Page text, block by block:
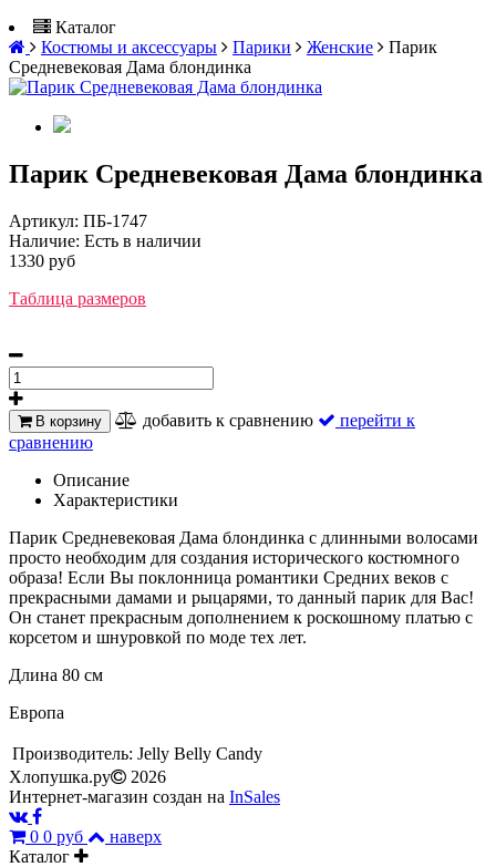
Каталог
Костюмы и аксессуары
Парики Женские
Парик
Средневековая Дама блондинка
Парик Средневековая Дама блондинка
Артикул: ПБ-1747
Наличие: Есть в наличии
1330 руб
Таблица размеров
В корзину добавить к сравнению
перейти к
сравнению
Описание
Характеристики
Парик Средневековая Дама блондинка с длинными волосами
просто необходим для создания исторического костюмного
образа! Если Вы поклонница романтики Средних веков с
прекрасными дамами и рыцарями, то данный парик для Вас!
Он станет прекрасным дополнением к роскошному платью с
корсетом и шнуровкой по моде тех лет.
Длина 80 см
Европа
Производитель: Jelly Belly Candy
Хлопушка.ру
2026
Интернет-магазин создан на InSales
0 0 руб
наверх
Каталог